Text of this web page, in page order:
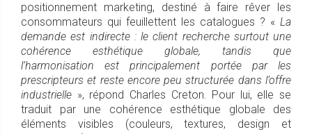
positionnement marketing, destiné à faire rêver les
consommateurs qui feuillettent les catalogues ? « La
demande est indirecte : le client recherche surtout une
cohérence esthétique globale, tandis que
l’harmonisation est principalement portée par les
prescripteurs et reste encore peu structurée dans l’offre
industrielle », répond Charles Creton. Pour lui, elle se
traduit par une cohérence esthétique globale des
éléments visibles (couleurs, textures, design et